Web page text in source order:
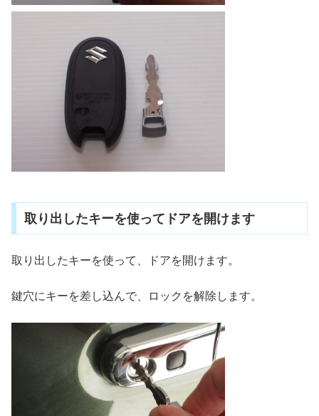
取り出したキーを使ってドアを開けます
取り出したキーを使って、ドアを開けます。
鍵穴にキーを差し込んで、ロックを解除します。